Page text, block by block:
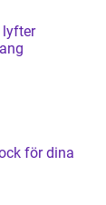
lyfter
för dina